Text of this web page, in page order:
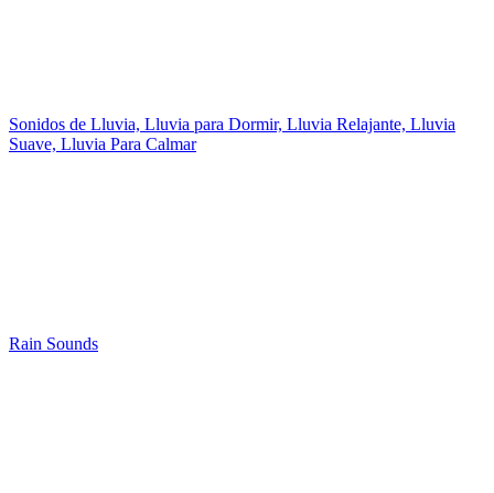
Sonidos de Lluvia, Lluvia para Dormir, Lluvia Relajante, Lluvia
Suave, Lluvia Para Calmar
Rain Sounds